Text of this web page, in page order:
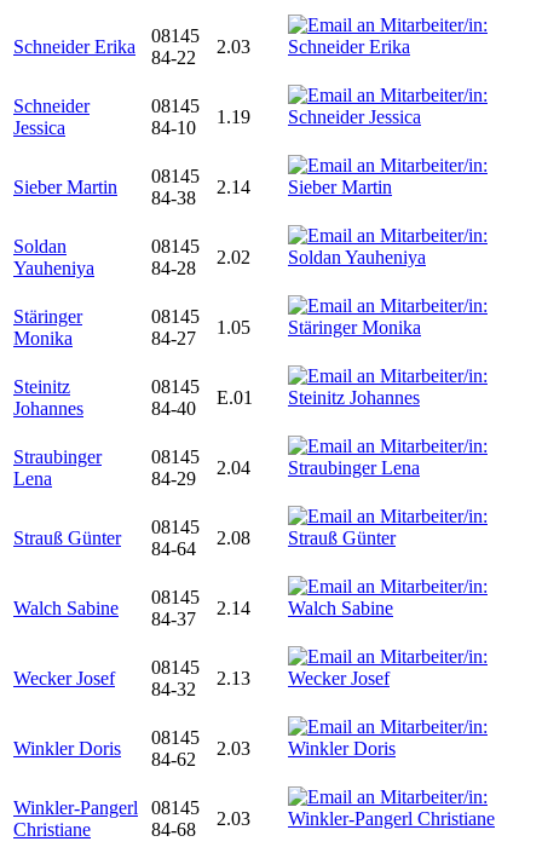
Schneider Erika
08145
84-22
2.03
Schneider
Jessica
08145
84-10
1.19
Sieber Martin
08145
84-38
2.14
Soldan
Yauheniya
08145
84-28
2.02
Stäringer
Monika
08145
84-27
1.05
Steinitz
Johannes
08145
84-40
E.01
Straubinger
Lena
08145
84-29
2.04
Strauß Günter
08145
84-64
2.08
Walch Sabine
08145
84-37
2.14
Wecker Josef
08145
84-32
2.13
Winkler Doris
08145
84-62
2.03
Winkler-Pangerl
Christiane
08145
84-68
2.03